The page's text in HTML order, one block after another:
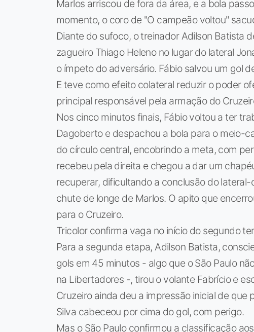
Marlos arriscou de fora da área, e a bola
momento, o coro de "O campeão voltou"
Diante do sufoco, o treinador Adilson Batista
zagueiro Thiago Heleno no lugar do lateral
o ímpeto do adversário. Fábio salvou um gol
E teve como efeito colateral reduzir o poder
principal responsável pela armação do
Nos cinco minutos finais, Fábio voltou a ter
Dagoberto e despachou a bola para o meio-
do círculo central, encobrindo a meta, com
recebeu pela direita e chegou a dar um
recuperar, dificultando a conclusão do
chute de longe de Marlos. O apito que
para o Cruzeiro.
Tricolor confirma vaga no início do segundo
Para a segunda etapa, Adilson Batista,
gols em 45 minutos - algo que o São Paulo
na Libertadores -, tirou o volante Fabrício e
Cruzeiro ainda deu a impressão inicial de
Silva cabeceou por cima do gol, com perigo.
Mas o São Paulo confirmou a classificação